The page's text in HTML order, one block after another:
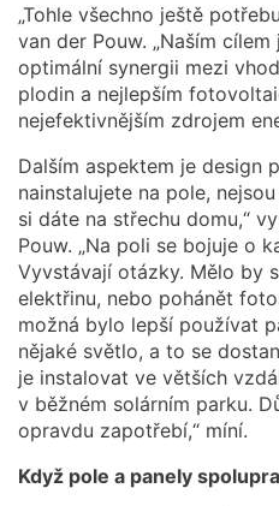
„Tohle všechno ještě
van der Pouw. „Naším
optimální synergii mezi
plodin a nejlepším
nejefektivnějším zdrojem
Dalším aspektem je design
nainstalujete na pole,
si dáte na střechu domu,“
Pouw. „Na poli se bojuje o
Vyvstávají otázky. Mělo by
elektřinu, nebo pohánět
možná bylo lepší používat
nějaké světlo, a to se
je instalovat ve větších
v běžném solárním parku.
opravdu zapotřebí,“ míní.
Když pole a panely